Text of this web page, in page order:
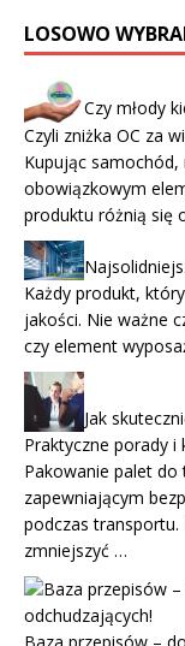
LOSOWO
Czy młody
Czyli zniżka OC za
Kupując
obowiązkowym
produktu różnią się
Każdy produkt,
jakości. Nie ważne
czy element
Jak
Praktyczne porady i
Pakowanie palet
zapewniającym
podczas
zmniejszyć …